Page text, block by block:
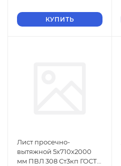
КУПИТЬ
Лист просечно-
вытяжной 5х710х2000
мм ПВЛ 308 Ст3кп ГОСТ